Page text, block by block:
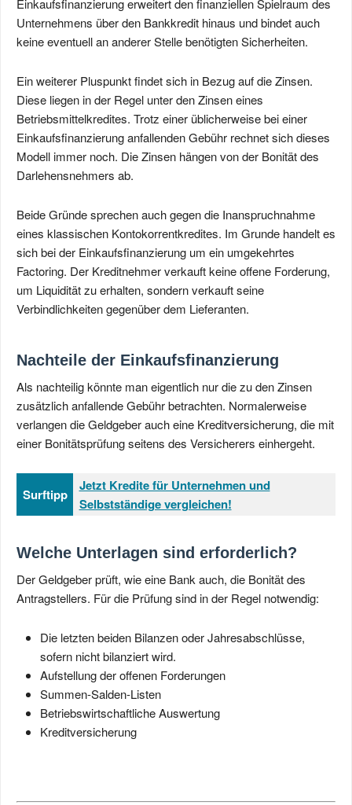
Einkaufsfinanzierung erweitert den finanziellen Spielraum des
Unternehmens über den Bankkredit hinaus und bindet auch
keine eventuell an anderer Stelle benötigten Sicherheiten.
Ein weiterer Pluspunkt findet sich in Bezug auf die Zinsen.
Diese liegen in der Regel unter den Zinsen eines
Betriebsmittelkredites. Trotz einer üblicherweise bei einer
Einkaufsfinanzierung anfallenden Gebühr rechnet sich dieses
Modell immer noch. Die Zinsen hängen von der Bonität des
Darlehensnehmers ab.
Beide Gründe sprechen auch gegen die Inanspruchnahme
eines klassischen Kontokorrentkredites. Im Grunde handelt es
sich bei der Einkaufsfinanzierung um ein umgekehrtes
Factoring. Der Kreditnehmer verkauft keine offene Forderung,
um Liquidität zu erhalten, sondern verkauft seine
Verbindlichkeiten gegenüber dem Lieferanten.
Nachteile der Einkaufsfinanzierung
Als nachteilig könnte man eigentlich nur die zu den Zinsen
zusätzlich anfallende Gebühr betrachten. Normalerweise
verlangen die Geldgeber auch eine Kreditversicherung, die mit
einer Bonitätsprüfung seitens des Versicherers einhergeht.
Surftipp
Jetzt Kredite für Unternehmen und
Selbstständige vergleichen!
Welche Unterlagen sind erforderlich?
Der Geldgeber prüft, wie eine Bank auch, die Bonität des
Antragstellers. Für die Prüfung sind in der Regel notwendig:
Die letzten beiden Bilanzen oder Jahresabschlüsse,
sofern nicht bilanziert wird.
Aufstellung der offenen Forderungen
Summen-Salden-Listen
Betriebswirtschaftliche Auswertung
Kreditversicherung